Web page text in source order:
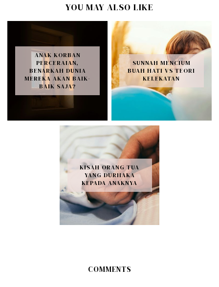
YOU MAY ALSO LIKE
ANAK KORBAN
PERCERAIAN,
BENARKAH DUNIA
MEREKA AKAN BAIK-
BAIK SAJA?
SUNNAH MENCIUM
BUAH HATI VS TEORI
KELEKATAN
KISAH ORANG TUA
YANG DURHAKA
KEPADA ANAKNYA
COMMENTS